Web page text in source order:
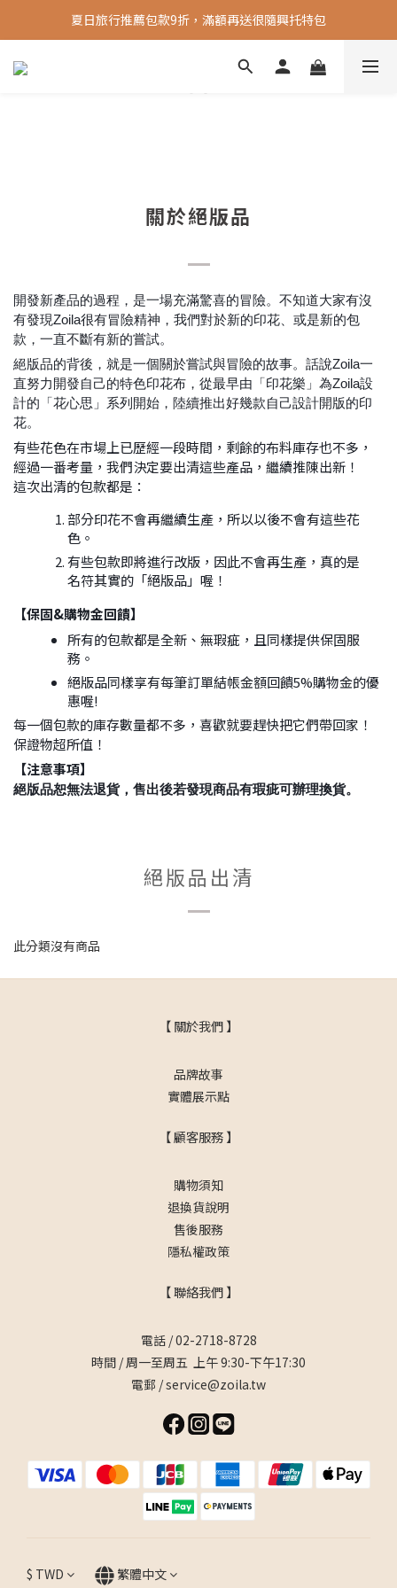
新會員送 100元首購金
夏日旅行推薦包款9折，滿額再送很隨興托特包
新會員送 100元首購金
關於絕版品
開發新產品的過程，是一場充滿驚喜的冒險。不知道大家有沒
有發現Zoila很有冒險精神，我們對於新的印花、或是新的包
款，一直不斷有新的嘗試。
絕版品的背後，就是一個關於嘗試與冒險的故事。話說Zoila一
直努力開發自己的特色印花布，從最早由「印花樂」為Zoila設
計的「花心思」系列開始，陸續推出好幾款自己設計開版的印
花。
有些花色在市場上已歷經一段時間，剩餘的布料庫存也不多，
經過一番考量，我們決定要出清這些產品，繼續推陳出新！
這次出清的包款都是：
部分印花不會再繼續生產，所以以後不會有這些花
色。
有些包款即將進行改版，因此不會再生產，真的是
名符其實的「絕版品」喔！
【保固&購物金回饋】
所有的包款都是全新、無瑕疵，且同樣提供保固服
務。
絕版品同樣享有每筆訂單結帳金額回饋5%購物金的優
惠喔!
每一個包款的庫存數量都不多，喜歡就要趕快把它們帶回家！
保證物超所值！
【注意事項】
絕版品恕無法退貨，售出後若發現商品有瑕疵可辦理換貨。
絕版品出清
此分類沒有商品
【 關於我們 】
品牌故事
實體展示點
【 顧客服務 】
購物須知
退換貨說明
售後服務
隱私權政策
【 聯絡我們 】
電話 / 02-2718-8728
時間 / 周一至周五 上午 9:30-下午17:30
電郵 / service@zoila.tw
$ TWD 繁體中文